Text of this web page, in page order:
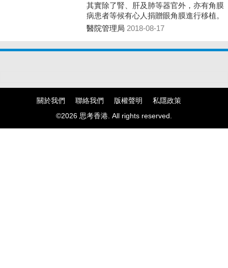
其實除了腎、肝及肺等器官外，亦有角膜
病患者等候有心人捐贈眼角膜進行移植。
根據醫院管理局眼庫的數據，2017年捐贈
醫院管理局 2018-08-17
關於我們 聯絡我們 版權聲明
私隱政策
©2026 思考香港. All rights reserved.